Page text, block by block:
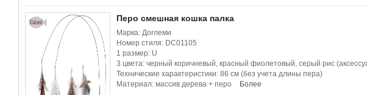
Перо смешная кошка палка
Марка: Доглеми
Номер стиля: DC01105
1 размер: U
3 цвета: черный коричневый, красный фиолетовый, серый рис
Технические характеристики: 86 см (без учета длины пера)
Материал: массив дерева + перо
Более